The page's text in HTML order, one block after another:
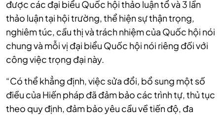
được các đại biểu Quốc hội thảo luận tổ và 3 lần
thảo luận tại hội trường, thể hiện sự thận trọng,
nghiêm túc, cầu thị và trách nhiệm của Quốc hội nói
chung và mỗi vị đại biểu Quốc hội nói riêng đối với
công việc trọng đại này.
“Có thể khẳng định, việc sửa đổi, bổ sung một số
điều của Hiến pháp đã đảm bảo các trình tự, thủ tục
theo quy định, đảm bảo yêu cầu về tiến độ, đa